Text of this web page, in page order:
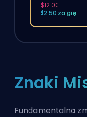
$12.00
$2.50 za grę
Znaki
Fundamentalna